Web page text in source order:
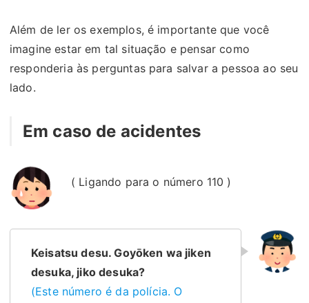
Além de ler os exemplos, é importante que você
imagine estar em tal situação e pensar como
responderia às perguntas para salvar a pessoa ao seu
lado.
Em caso de acidentes
( Ligando para o número 110 )
Keisatsu desu. Goyōken wa jiken
desuka, jiko desuka?
(Este número é da polícia. O